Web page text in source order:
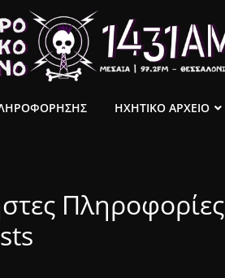
ΗΧΗΤΙΚΟ ΑΡΧΕΙΟ
Πληροφορίες